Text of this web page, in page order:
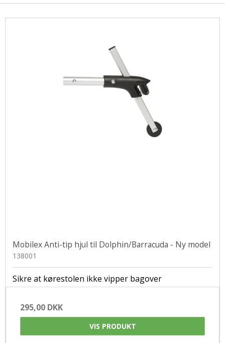
Mobilex Anti-tip hjul til Dolphin/Barracuda - Ny model
138001
Sikre at kørestolen ikke vipper bagover
295,00 DKK
VIS PRODUKT